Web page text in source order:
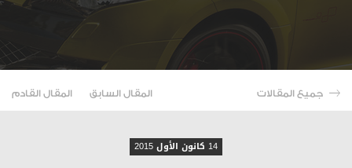
جميع المقالات المقال السابق المقال القادم
14 كانون الأول 2015